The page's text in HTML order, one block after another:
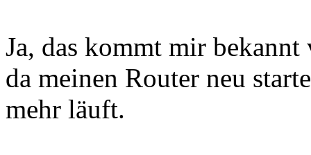
Ja, das kommt mir
da meinen Router neu
mehr läuft.